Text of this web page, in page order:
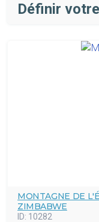
Définir
MONTAGNE DE
ZIMBABWE
ID: 10282